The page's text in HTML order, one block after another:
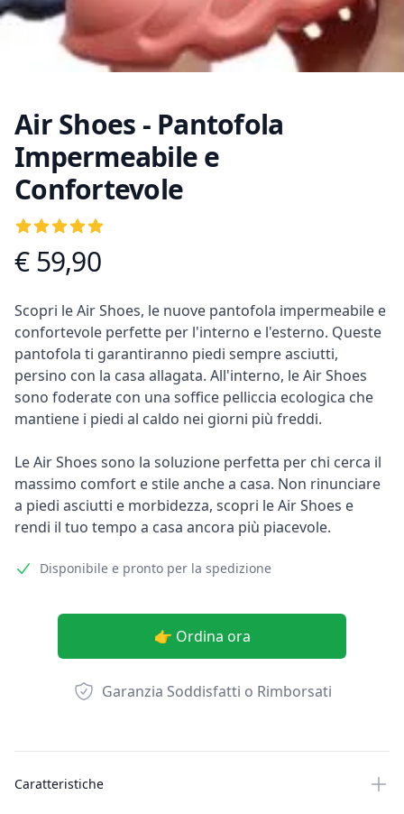
Air Shoes - Pantofola
Impermeabile e
Confortevole
Recensioni
5out of 5 stars
Informazioni prodotto
€ 59,90
Descrizione
Scopri le Air Shoes, le nuove pantofola impermeabile e
confortevole perfette per l'interno e l'esterno. Queste
pantofola ti garantiranno piedi sempre asciutti,
persino con la casa allagata. All'interno, le Air Shoes
sono foderate con una soffice pelliccia ecologica che
mantiene i piedi al caldo nei giorni più freddi.
Le Air Shoes sono la soluzione perfetta per chi cerca il
massimo comfort e stile anche a casa. Non rinunciare
a piedi asciutti e morbidezza, scopri le Air Shoes e
rendi il tuo tempo a casa ancora più piacevole.
Disponibile e pronto per la spedizione
👉 Ordina ora
Garanzia Soddisfatti o Rimborsati
Caratteristiche